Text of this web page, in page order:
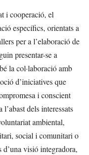
i cooperació, el
específics, orientats a
per a l’elaboració de
presentar-se a
la col·laboració amb
d’iniciatives que
i conscient
dels interessats
ambiental,
social i comunitari o
visió integradora,